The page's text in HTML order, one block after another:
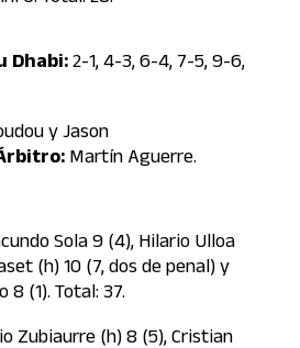
Dhabi:2-1, 4-3, 6-4, 7-5, 9-6,
y Jason
Martín Aguerre.
Sola 9 (4), Hilario Ulloa
(h) 10 (7, dos de penal) y
8 (1). Total: 37.
Zubiaurre (h) 8 (5), Cristian